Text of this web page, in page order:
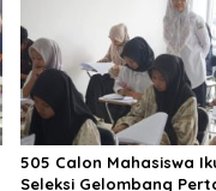
505 Calon Mahasiswa
Seleksi Gelombang